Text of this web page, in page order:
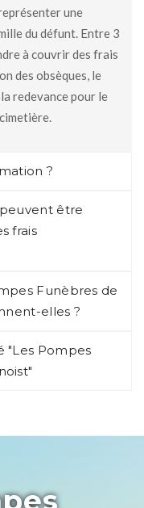
une
du défunt. Entre 3
à couvrir des frais
des obsèques, le
redevance pour le
?
être
frais
Funèbres de
elles ?
"Les Pompes